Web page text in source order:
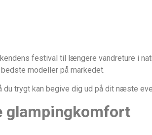
festival til længere vandreture i
modeller på markedet.
trygt kan begive dig ud på dit næste
glampingkomfort